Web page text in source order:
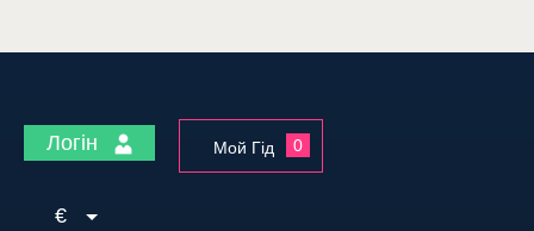
Логін Мой Гід 0
€